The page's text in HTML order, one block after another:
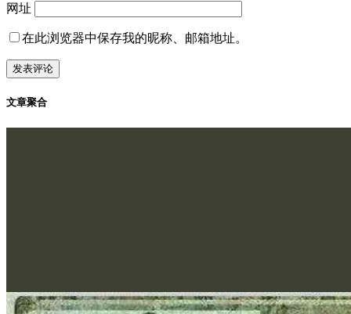
网址
在此浏览器中保存我的昵称、邮箱地址。
文章聚合